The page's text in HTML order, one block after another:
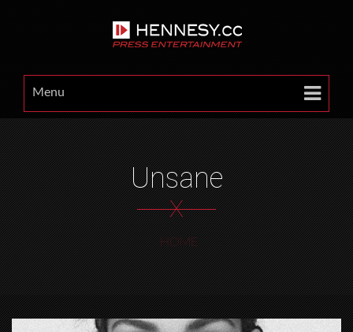
Menu
Unsane
X
HOME